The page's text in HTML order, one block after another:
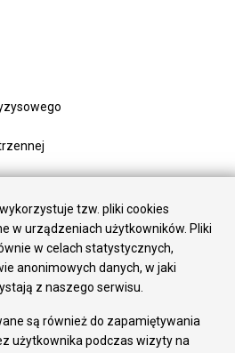
tzw. pliki cookies
w urządzeniach użytkowników. Pliki
w celach statystycznych,
anonimowych danych, w jaki
z naszego serwisu.
są również do zapamiętywania
użytkownika podczas wizyty na